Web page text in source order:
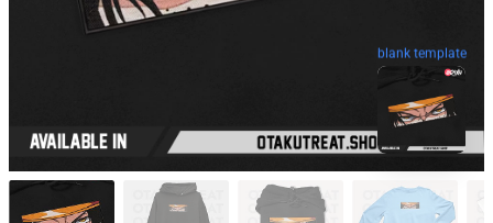
blank template